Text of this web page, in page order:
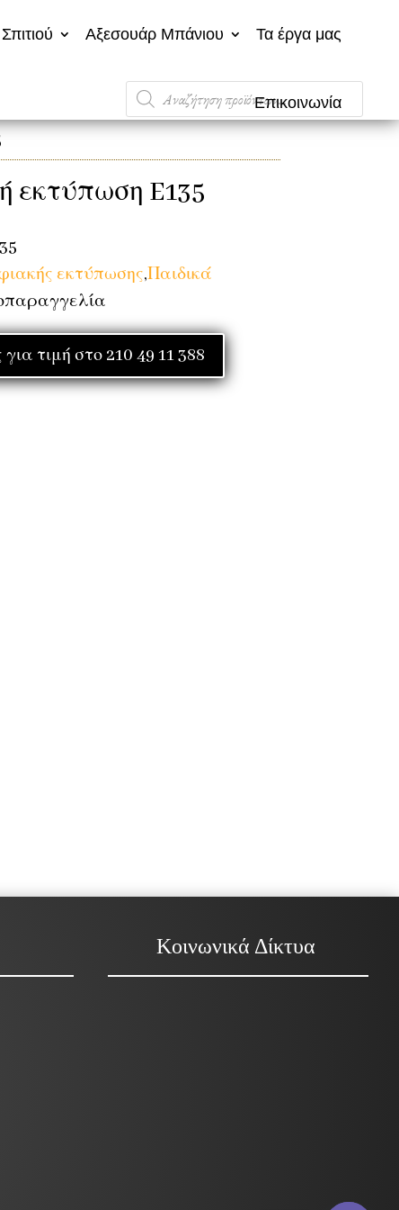
Αξεσουάρ Μπάνιου Τα έργα μας
Επικοινωνία
Products
search
εκτύπωση E135
εκτύπωσης,Παιδικά
τιμή στο 210 49 11 388
Κοινωνικά Δίκτυα